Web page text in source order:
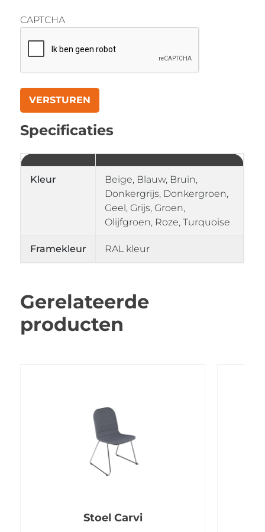
CAPTCHA
Specificaties
Kleur
Beige, Blauw, Bruin,
Donkergrijs, Donkergroen,
Geel, Grijs, Groen,
Olijfgroen, Roze, Turquoise
Framekleur RAL kleur
Gerelateerde
producten
Stoel Carvi